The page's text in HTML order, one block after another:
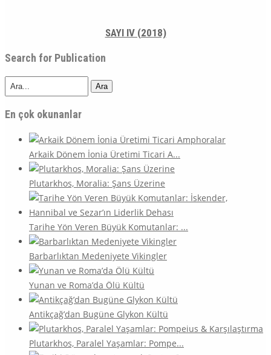
SAYI IV (2018)
Search for Publication
Ara
En çok okunanlar
Arkaik Dönem İonia Üretimi Ticari A...
Plutarkhos, Moralia: Şans Üzerine
Tarihe Yön Veren Büyük Komutanlar: ...
Barbarlıktan Medeniyete Vikingler
Yunan ve Roma’da Ölü Kültü
Antikçağ’dan Bugüne Glykon Kültü
Plutarkhos, Paralel Yaşamlar: Pompe...